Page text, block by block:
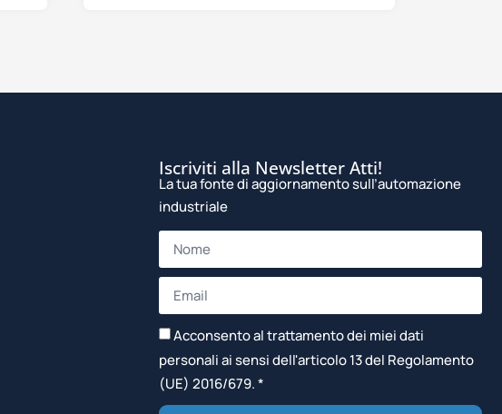
Iscriviti alla Newsletter Atti!
La tua fonte di aggiornamento sull’automazione
industriale
Acconsento al trattamento dei miei dati
personali ai sensi dell'articolo 13 del Regolamento
(UE) 2016/679. *